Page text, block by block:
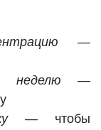
—
неделю —
— чтобы